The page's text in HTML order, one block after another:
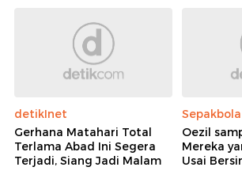
detikInet
Gerhana Matahari Total
Terlama Abad Ini Segera
Terjadi, Siang Jadi Malam
Sepakbola
Oezil
Mereka
Usai